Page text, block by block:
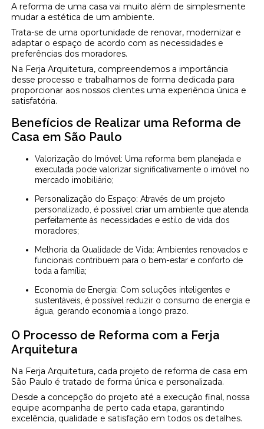
A reforma de uma casa vai muito além de simplesmente
mudar a estética de um ambiente.
Trata-se de uma oportunidade de renovar, modernizar e
adaptar o espaço de acordo com as necessidades e
preferências dos moradores.
Na Ferja Arquitetura, compreendemos a importância
desse processo e trabalhamos de forma dedicada para
proporcionar aos nossos clientes uma experiência única e
satisfatória.
Benefícios de Realizar uma Reforma de
Casa em São Paulo
Valorização do Imóvel: Uma reforma bem planejada e
executada pode valorizar significativamente o imóvel no
mercado imobiliário;
Personalização do Espaço: Através de um projeto
personalizado, é possível criar um ambiente que atenda
perfeitamente às necessidades e estilo de vida dos
moradores;
Melhoria da Qualidade de Vida: Ambientes renovados e
funcionais contribuem para o bem-estar e conforto de
toda a família;
Economia de Energia: Com soluções inteligentes e
sustentáveis, é possível reduzir o consumo de energia e
água, gerando economia a longo prazo.
O Processo de Reforma com a Ferja
Arquitetura
Na Ferja Arquitetura, cada projeto de reforma de casa em
São Paulo é tratado de forma única e personalizada.
Desde a concepção do projeto até a execução final, nossa
equipe acompanha de perto cada etapa, garantindo
excelência, qualidade e satisfação em todos os detalhes.